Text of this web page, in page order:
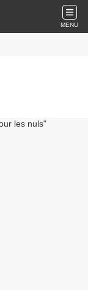
MENU